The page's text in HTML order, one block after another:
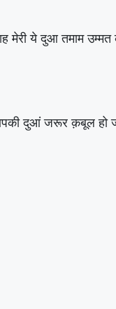
मेरी ये दुआ तमाम
दुआं जरूर क़बूल हो